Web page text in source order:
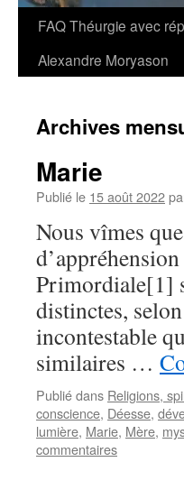
FAQ Théurgie avec
Alexandre Moryason
Archives
Marie
Publié le 15 août 2022
Nous vîmes
Primordiale[1]
distinctes,
incontestable
similaires …
Publié dans Religions,
conscience, Déesse,
lumière, Marie, Mère,
commentaires